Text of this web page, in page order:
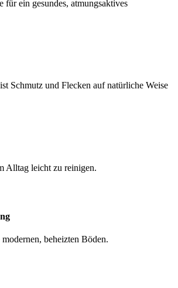
ein gesundes, atmungsaktives
Schmutz und Flecken auf natürliche Weise
Alltag leicht zu reinigen.
beheizten Böden.